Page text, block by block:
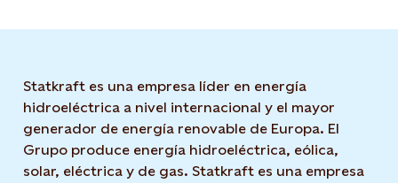
Statkraft es una empresa líder en energía
hidroeléctrica a nivel internacional y el mayor
generador de energía renovable de Europa. El
Grupo produce energía hidroeléctrica, eólica,
solar, eléctrica y de gas. Statkraft es una empresa